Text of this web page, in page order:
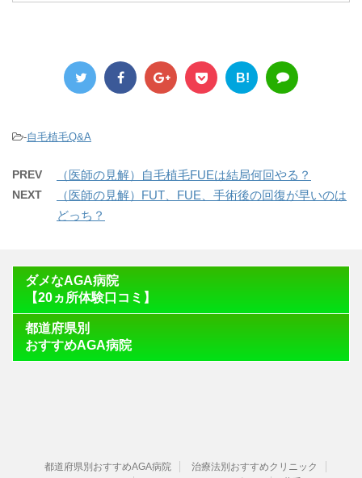
B!
-自毛植毛Q&A
PREV （医師の見解）自毛植毛FUEは結局何回やる？
NEXT
（医師の見解）FUT、FUE、手術後の回復が早いのは
どっち？
ダメなAGA病院
【20ヵ所体験口コミ】
都道府県別
おすすめAGA病院
都道府県別おすすめAGA病院
治療法別おすすめクリニック